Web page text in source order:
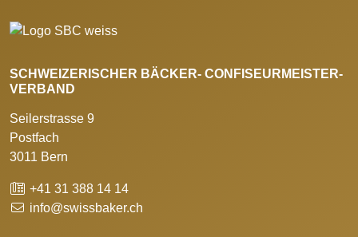
SCHWEIZERISCHER BÄCKER- CONFISEURMEISTER-
VERBAND
Seilerstrasse 9
Postfach
3011 Bern
+41 31 388 14 14
info@swissbaker.ch